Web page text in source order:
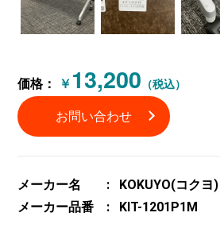
価格： ￥ 13,200 （税込）
お問い合わせ
メーカー名
KOKUYO(コクヨ)
メーカー品番
KIT-1201P1M